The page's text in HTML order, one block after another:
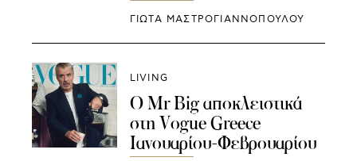
ΓΙΩΤΑ ΜΑΣΤΡΟΓΙΑΝΝΟΠΟΥΛΟΥ
LIVING
Ο Mr Big αποκλειστικά
στη Vogue Greece
Ιανουαρίου-Φεβρουαρίου